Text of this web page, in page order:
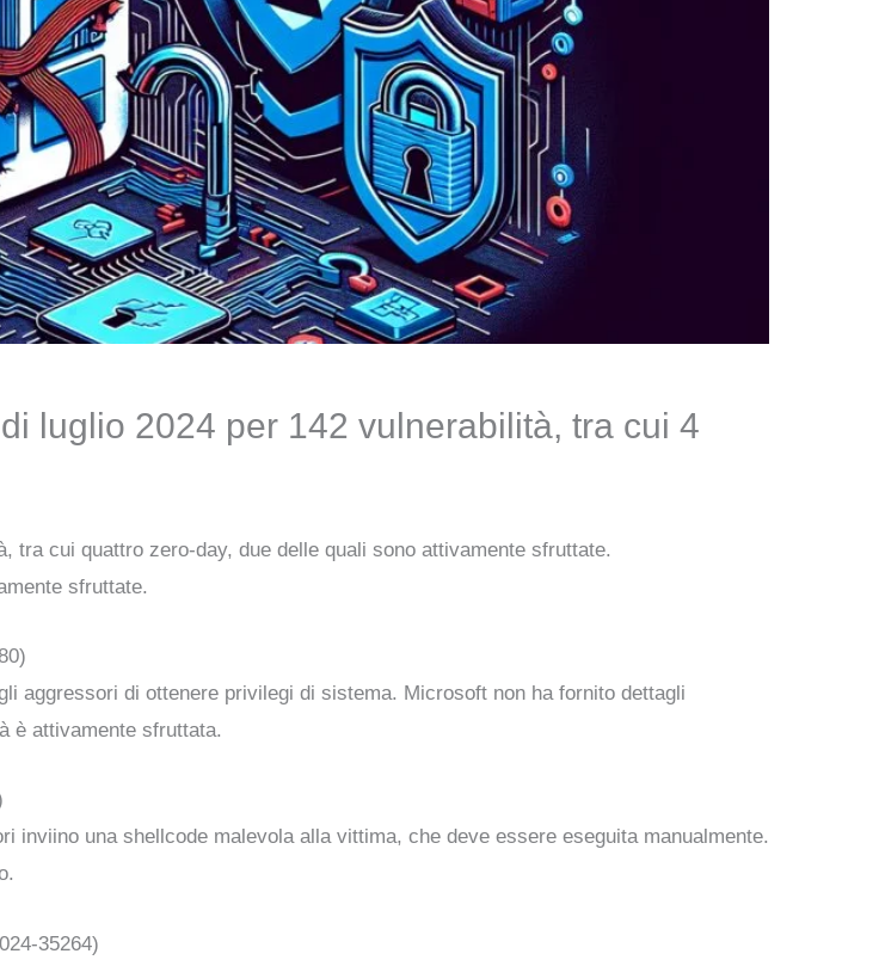
luglio 2024 per 142 vulnerabilità, tra cui 4
tra cui quattro zero-day, due delle quali sono attivamente sfruttate.
sfruttate.
aggressori di ottenere privilegi di sistema. Microsoft non ha fornito dettagli
è attivamente sfruttata.
inviino una shellcode malevola alla vittima, che deve essere eseguita manualmente.
35264)